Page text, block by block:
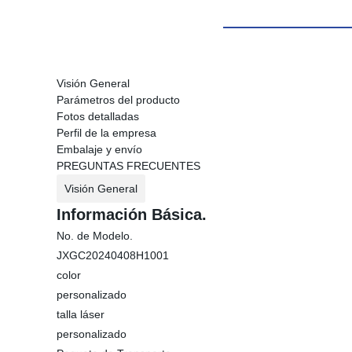
Visión General
Parámetros del producto
Fotos detalladas
Perfil de la empresa
Embalaje y envío
PREGUNTAS FRECUENTES
Visión General
Información Básica.
No. de Modelo.
JXGC20240408H1001
color
personalizado
talla láser
personalizado